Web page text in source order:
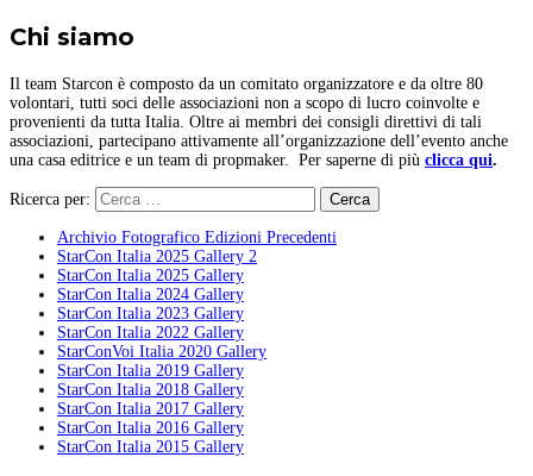
Chi siamo
Il team Starcon è composto da un comitato organizzatore e da oltre 80
volontari, tutti soci delle associazioni non a scopo di lucro coinvolte e
provenienti da tutta Italia. Oltre ai membri dei consigli direttivi di tali
associazioni, partecipano attivamente all’organizzazione dell’evento anche
una casa editrice e un team di propmaker. Per saperne di più clicca qui.
Ricerca per:
Archivio Fotografico Edizioni Precedenti
StarCon Italia 2025 Gallery 2
StarCon Italia 2025 Gallery
StarCon Italia 2024 Gallery
StarCon Italia 2023 Gallery
StarCon Italia 2022 Gallery
StarConVoi Italia 2020 Gallery
StarCon Italia 2019 Gallery
StarCon Italia 2018 Gallery
StarCon Italia 2017 Gallery
StarCon Italia 2016 Gallery
StarCon Italia 2015 Gallery